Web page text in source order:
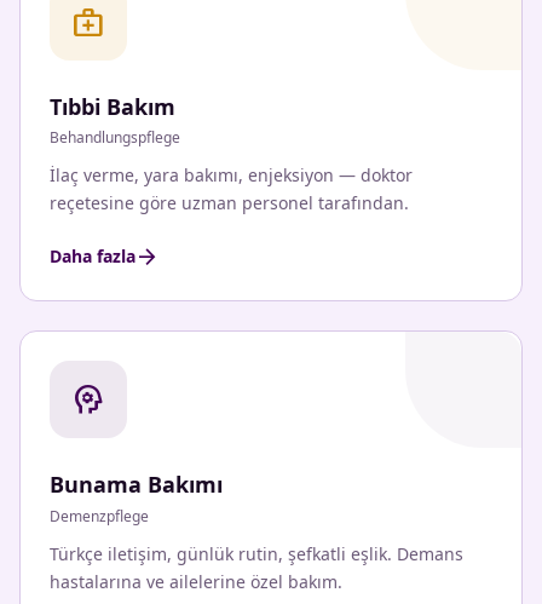
medical_services
Tıbbi Bakım
Behandlungspflege
İlaç verme, yara bakımı, enjeksiyon — doktor
reçetesine göre uzman personel tarafından.
Daha fazlaarrow_forward
psychology
Bunama Bakımı
Demenzpflege
Türkçe iletişim, günlük rutin, şefkatli eşlik. Demans
hastalarına ve ailelerine özel bakım.